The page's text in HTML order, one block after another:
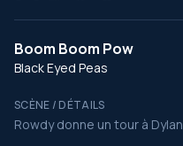
Boom Boom Pow
Black Eyed Peas
SCÈNE / DÉTAILS
Rowdy donne un tour à Dylan